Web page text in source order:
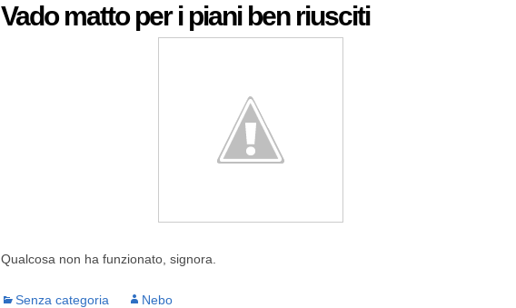
Vado matto per i piani ben riusciti
Qualcosa non ha funzionato, signora.
Senza categoria
Nebo